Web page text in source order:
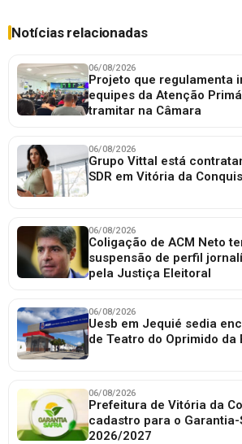
Notícias relacionadas
06/08/2026
Projeto que regulamenta
equipes da Atenção
tramitar na Câmara
06/08/2026
Grupo Vittal está
SDR em Vitória da
06/08/2026
Coligação de ACM Neto
suspensão de perfil
pela Justiça Eleitoral
06/08/2026
Uesb em Jequié sedia
de Teatro do Oprimido da
06/08/2026
Prefeitura de Vitória da
cadastro para o Garantia-
2026/2027